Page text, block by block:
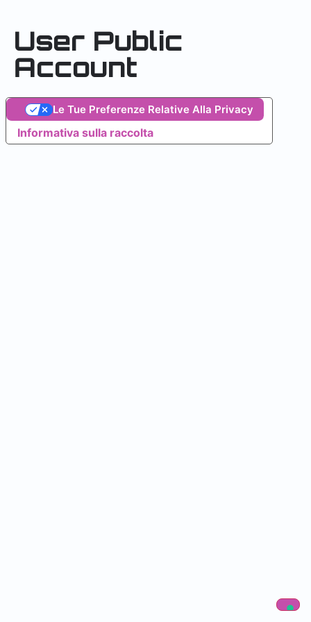
User Public
Account
Informativa sulla raccolta
Le Tue Preferenze Relative Alla Privacy